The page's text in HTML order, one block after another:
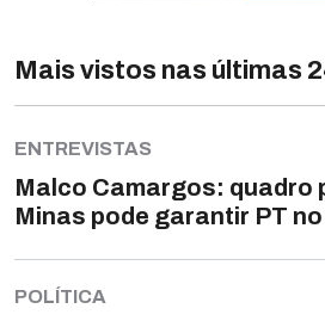
Mais vistos nas últimas
ENTREVISTAS
Malco Camargos: quadro
Minas pode garantir PT
POLÍTICA